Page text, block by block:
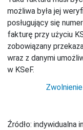
możliwa była jej
posługujący się
fakturę przy użyciu
zobowiązany
wraz z danymi
w KSeF.
Źródło: